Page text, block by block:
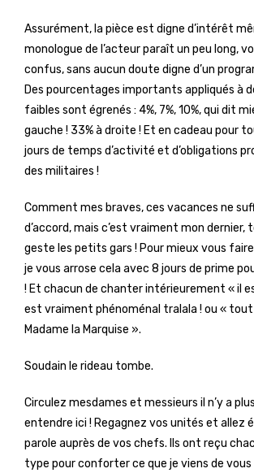
Assurément, la pièce est digne d’intérêt
monologue de l’acteur paraît un peu long,
confus, sans aucun doute digne d’un
Des pourcentages importants appliqués à
faibles sont égrenés : 4%, 7%, 10%, qui dit
gauche ! 33% à droite ! Et en cadeau pour
jours de temps d’activité et d’obligations
des militaires !
Comment mes braves, ces vacances ne
d’accord, mais c’est vraiment mon dernier,
geste les petits gars ! Pour mieux vous
je vous arrose cela avec 8 jours de prime
! Et chacun de chanter intérieurement « il
est vraiment phénoménal tralala ! ou «
Madame la Marquise ».
Soudain le rideau tombe.
Circulez mesdames et messieurs il n’y a
entendre ici ! Regagnez vos unités et allez
parole auprès de vos chefs. Ils ont reçu
type pour conforter ce que je viens de vous